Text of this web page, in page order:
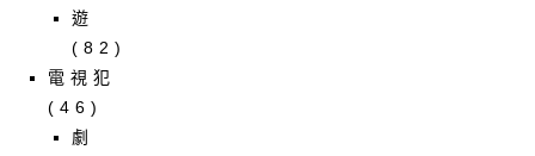
遊
(82)
電視犯
(46)
劇